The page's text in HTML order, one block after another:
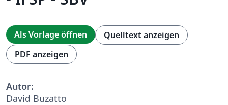
Als Vorlage öffnen
Quelltext anzeigen
PDF anzeigen
Autor:
David Buzatto